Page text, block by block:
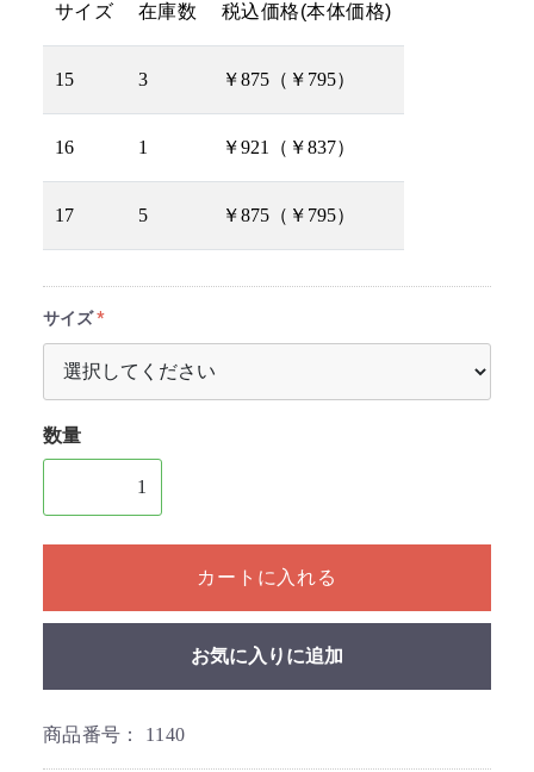
サイズ 在庫数 税込価格(本体価格)
15 3 ￥875（￥795）
16 1 ￥921（￥837）
17 5 ￥875（￥795）
サイズ
数量
1個以上の数量を入力してください
カートに入れる
お気に入りに追加
商品番号： 1140